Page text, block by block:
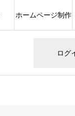
ログ
ホームページ制作